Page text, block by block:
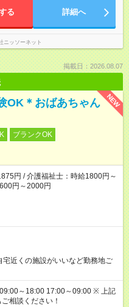
る 詳細へ
ニッソーネット
掲載日：2026.08.07
NEW
OK＊おばあちゃん
ブランクOK
円 / 介護福祉士：時給1800円～
円～2000円
近くの施設がいいなど勤務地ご
～18:00 17:00～09:00 ※ 上記
相談ください！